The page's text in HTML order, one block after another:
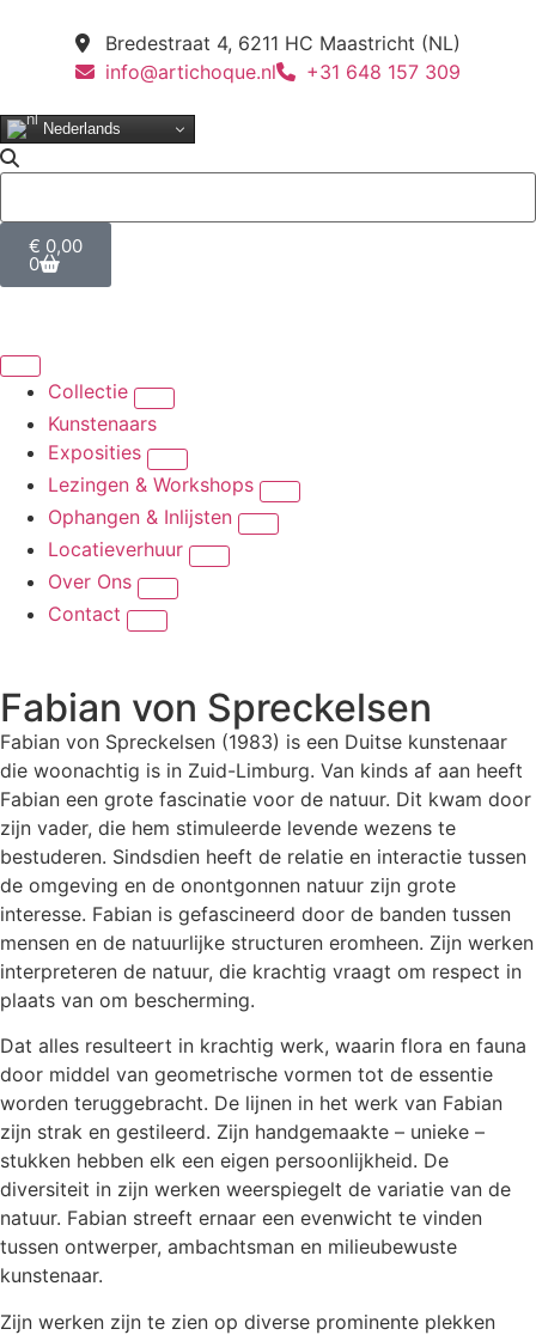
Bredestraat 4, 6211 HC Maastricht (NL)
info@artichoque.nl
+31 648 157 309
Nederlands
€ 0,00
0
Collectie
Kunstenaars
Exposities
Lezingen & Workshops
Ophangen & Inlijsten
Locatieverhuur
Over Ons
Contact
Fabian von Spreckelsen
Fabian von Spreckelsen (1983) is een Duitse kunstenaar
die woonachtig is in Zuid-Limburg. Van kinds af aan heeft
Fabian een grote fascinatie voor de natuur. Dit kwam door
zijn vader, die hem stimuleerde levende wezens te
bestuderen. Sindsdien heeft de relatie en interactie tussen
de omgeving en de onontgonnen natuur zijn grote
interesse. Fabian is gefascineerd door de banden tussen
mensen en de natuurlijke structuren eromheen. Zijn werken
interpreteren de natuur, die krachtig vraagt om respect in
plaats van om bescherming.
Dat alles resulteert in krachtig werk, waarin flora en fauna
door middel van geometrische vormen tot de essentie
worden teruggebracht. De lijnen in het werk van Fabian
zijn strak en gestileerd. Zijn handgemaakte – unieke –
stukken hebben elk een eigen persoonlijkheid. De
diversiteit in zijn werken weerspiegelt de variatie van de
natuur. Fabian streeft ernaar een evenwicht te vinden
tussen ontwerper, ambachtsman en milieubewuste
kunstenaar.
Zijn werken zijn te zien op diverse prominente plekken